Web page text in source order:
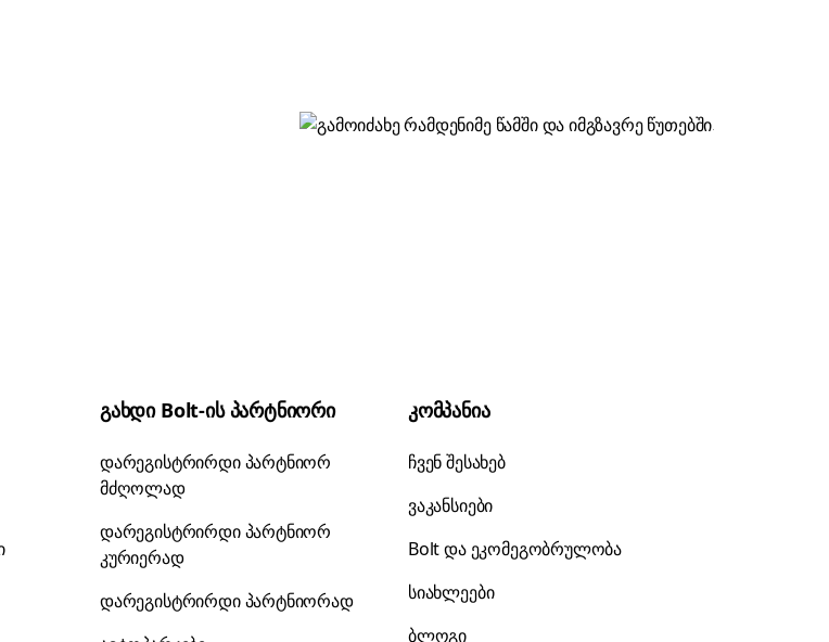
გახდი Bolt-ის პარტნიორი
დარეგისტრირდი პარტნიორ
მძღოლად
დარეგისტრირდი პარტნიორ
კურიერად
დარეგისტრირდი პარტნიორად
კომპანია
ჩვენ შესახებ
ვაკანსიები
Bolt და ეკომეგობრულობა
სიახლეები
ბლოგი